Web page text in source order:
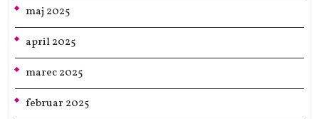
maj 2025
april 2025
marec 2025
februar 2025